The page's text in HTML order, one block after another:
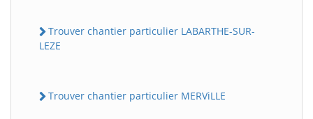
Trouver chantier particulier LABARTHE-SUR-
LEZE
Trouver chantier particulier MERViLLE